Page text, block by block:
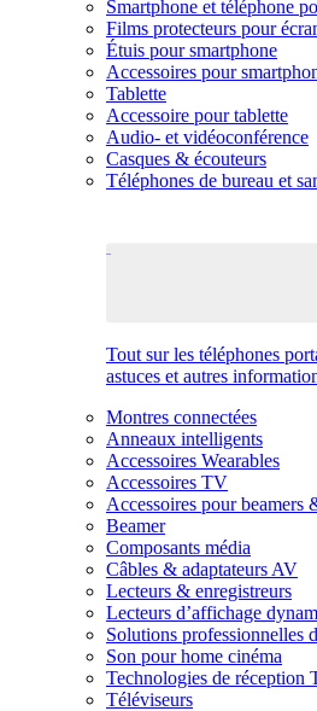
Smartphone et téléphone
Films protecteurs pour
Étuis pour smartphone
Accessoires pour
Tablette
Accessoire pour tablette
Audio- et vidéoconférence
Casques & écouteurs
Téléphones de bureau et
Tout sur les téléphones
astuces et autres
Montres connectées
Anneaux intelligents
Accessoires Wearables
Accessoires TV
Accessoires pour beamers
Beamer
Composants média
Câbles & adaptateurs AV
Lecteurs & enregistreurs
Lecteurs d’affichage
Solutions professionnelles
Son pour home cinéma
Technologies de
Téléviseurs